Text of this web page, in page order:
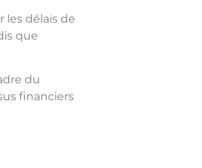
délais de
que
du
financiers